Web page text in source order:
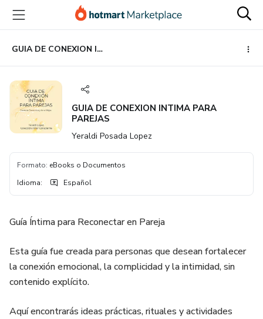
principal
página
de
página
GUIA DE CONEXION INTIMA PARA PAREJAS
GUIA DE CONEXION INTIMA PARA
PAREJAS
Yeraldi Posada Lopez
Formato: eBooks o Documentos
Idioma: Español
Guía Íntima para Reconectar en Pareja
Esta guía fue creada para personas que desean fortalecer
la conexión emocional, la complicidad y la intimidad, sin
contenido explícito.
Aquí encontrarás ideas prácticas, rituales y actividades